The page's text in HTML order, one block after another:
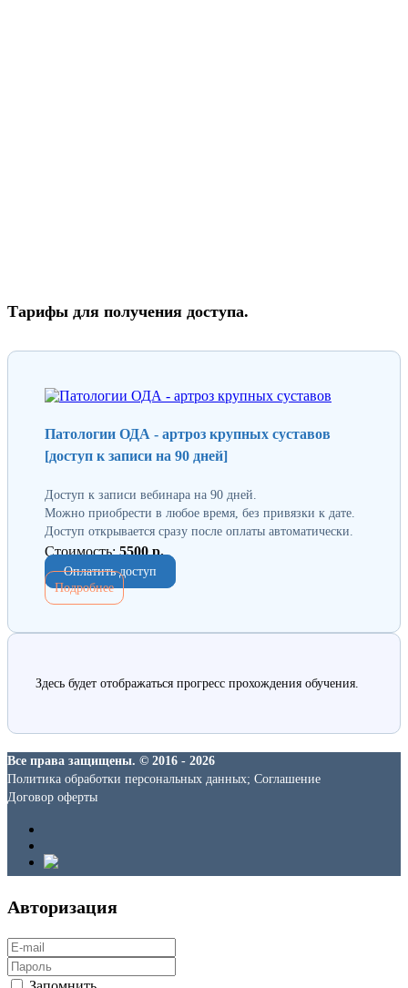
Тарифы для получения доступа.
Патологии ОДА - артроз крупных суставов
[доступ к записи на 90 дней]
Доступ к записи вебинара на 90 дней.
Можно приобрести в любое время, без привязки к дате.
Доступ открывается сразу после оплаты автоматически.
Стоимость: 5500 р.
Оплатить доступ
Подробнее
Здесь будет отображаться прогресс прохождения обучения.
Все права защищены. © 2016 - 2026
Политика обработки персональных данных; Соглашение
Договор оферты
Авторизация